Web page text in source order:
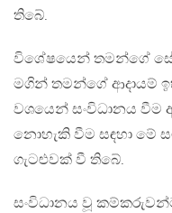
තිබේ.
විශේෂයෙන් තමන්ගේ
මගින් තමන්ගේ ආදායම්
වශයෙන් සංවිධානය වීම
නොහැකි වීම සඳහා මේ
ගැටළුවක් වී තිබේ.
සංවිධානය වූ